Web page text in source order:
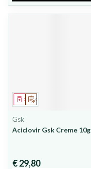
Op voorschrift
Geneesmiddel
Gsk
Aciclovir Gsk Creme 10g
€ 29,80